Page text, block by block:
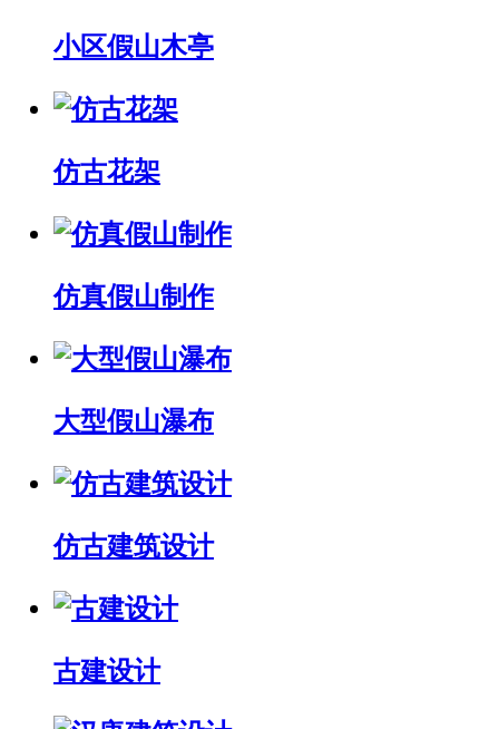
小区假山木亭
仿古花架
仿真假山制作
大型假山瀑布
仿古建筑设计
古建设计